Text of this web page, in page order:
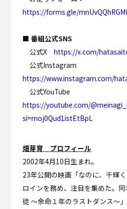
https://forms.gle/
■ 番組公式SNS
公式X https://x.com/
公式Instagram
https://www.instagram.com/
公式YouTube
https://youtube.com/
si=moj0Qud1istEtBpL
畑芽育 プロフィール
2002年4月10日生まれ。
23年公開の映画「なのに、千輝
ロインを務め、注目を集めた。
徒 ～余命１年のラストダンス～